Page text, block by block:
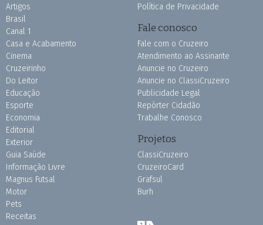
Artigos
Brasil
Canal 1
Casa e Acabamento
Cinema
Cruzeirinho
Do Leitor
Educação
Esporte
Economia
Editorial
Exterior
Guia Saúde
Informação Livre
Magnus Futsal
Motor
Pets
Receitas
Política de Privacidade
Fale conosco
Fale com o Cruzeiro
Atendimento ao Assinante
Anuncie no Cruzeiro
Anuncie no ClassiCruzeiro
Publicidade Legal
Repórter Cidadão
Trabalhe Conosco
Projetos
ClassiCruzeiro
CruzeiroCard
Grafsul
Burh